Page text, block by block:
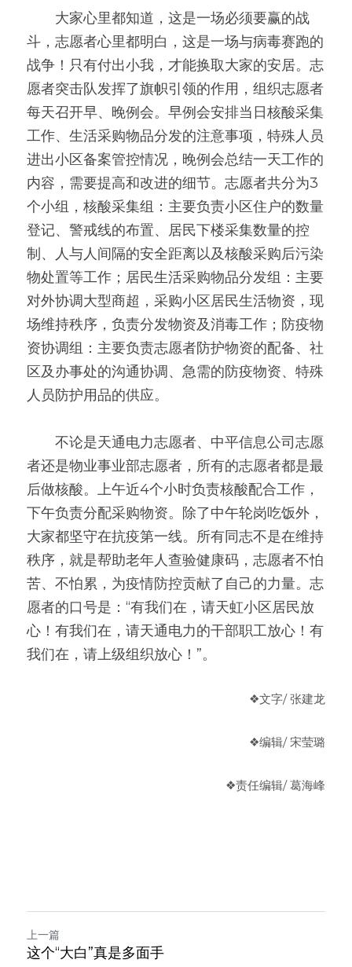
大家心里都知道，这是一场必须要赢的战
斗，志愿者心里都明白，这是一场与病毒赛跑的
战争！只有付出小我，才能换取大家的安居。志
愿者突击队发挥了旗帜引领的作用，组织志愿者
每天召开早、晚例会。早例会安排当日核酸采集
工作、生活采购物品分发的注意事项，特殊人员
进出小区备案管控情况，晚例会总结一天工作的
内容，需要提高和改进的细节。志愿者共分为3
个小组，核酸采集组：主要负责小区住户的数量
登记、警戒线的布置、居民下楼采集数量的控
制、人与人间隔的安全距离以及核酸采购后污染
物处置等工作；居民生活采购物品分发组：主要
对外协调大型商超，采购小区居民生活物资，现
场维持秩序，负责分发物资及消毒工作；防疫物
资协调组：主要负责志愿者防护物资的配备、社
区及办事处的沟通协调、急需的防疫物资、特殊
人员防护用品的供应。
不论是天通电力志愿者、中平信息公司志愿
者还是物业事业部志愿者，所有的志愿者都是最
后做核酸。上午近4个小时负责核酸配合工作，
下午负责分配采购物资。除了中午轮岗吃饭外，
大家都坚守在抗疫第一线。所有同志不是在维持
秩序，就是帮助老年人查验健康码，志愿者不怕
苦、不怕累，为疫情防控贡献了自己的力量。志
愿者的口号是：“有我们在，请天虹小区居民放
心！有我们在，请天通电力的干部职工放心！有
我们在，请上级组织放心！”。
❖文字/ 张建龙
❖编辑/ 宋莹璐
❖责任编辑/ 葛海峰
上一篇
这个“大白”真是多面手